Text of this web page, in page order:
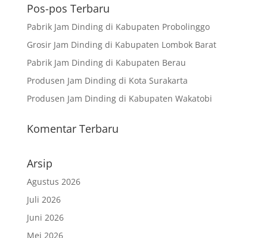
Pos-pos Terbaru
Pabrik Jam Dinding di Kabupaten Probolinggo
Grosir Jam Dinding di Kabupaten Lombok Barat
Pabrik Jam Dinding di Kabupaten Berau
Produsen Jam Dinding di Kota Surakarta
Produsen Jam Dinding di Kabupaten Wakatobi
Komentar Terbaru
Arsip
Agustus 2026
Juli 2026
Juni 2026
Mei 2026